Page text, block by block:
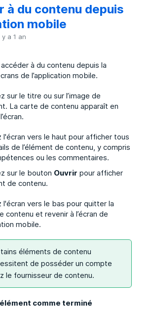
à du contenu depuis
mobile
y a 1 an
à du contenu depuis la
de l’application mobile.
sur le titre ou sur l’image de
La carte de contenu apparaît en
l'écran vers le haut pour afficher tous
de l’élément de contenu, y compris
ou les commentaires.
sur le bouton Ouvrir pour afficher
de contenu.
l'écran vers le bas pour quitter la
contenu et revenir à l’écran de
mobile.
éléments de contenu
de posséder un compte
le fournisseur de contenu.
comme terminé